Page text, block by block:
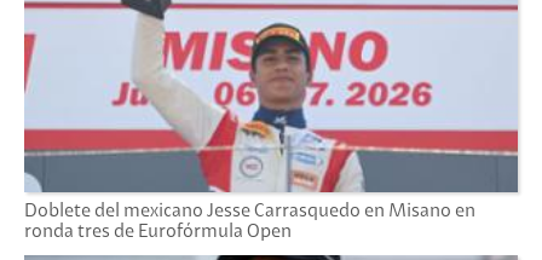
Nacional de la Categoría Iame.
Doblete del mexicano Jesse Carrasquedo en Misano en
ronda tres de Eurofórmula Open